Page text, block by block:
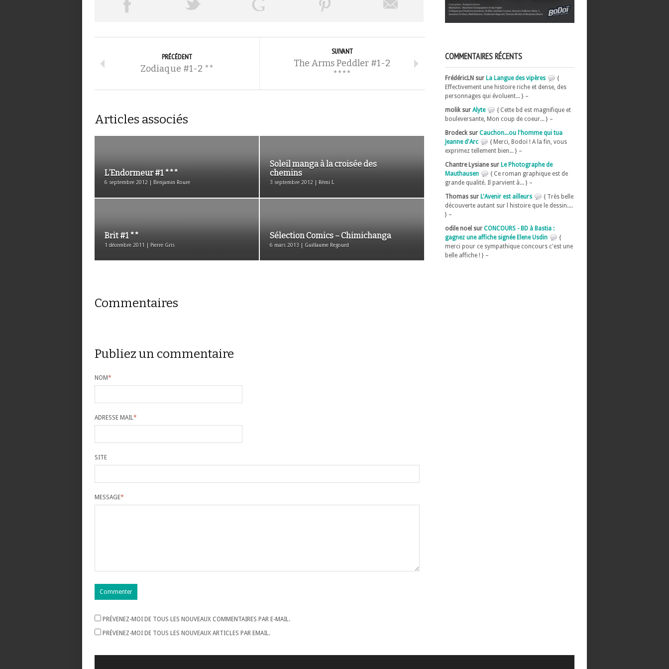
PRÉCÉDENT
Zodiaque #1-2 **
SUIVANT
The Arms Peddler #1-2
****
Articles associés
L’Endormeur #1 ***
6 septembre 2012 | Benjamin Roure
Soleil manga à la croisée des
chemins
3 septembre 2012 | Rémi I.
Brit #1 **
1 décembre 2011 | Pierre Gris
Sélection Comics – Chimichanga
6 mars 2013 | Guillaume Regourd
Commentaires
Publiez un commentaire
NOM*
ADRESSE MAIL*
SITE
MESSAGE*
PRÉVENEZ-MOI DE TOUS LES NOUVEAUX COMMENTAIRES PAR E-MAIL.
PRÉVENEZ-MOI DE TOUS LES NOUVEAUX ARTICLES PAR EMAIL.
COMMENTAIRES RÉCENTS
FrédéricLN sur La Langue des vipères
{
Effectivement une histoire riche et dense, des
personnages qui évoluent... } –
molik sur Alyte
{ Cette bd est magnifique et
bouleversante, Mon coup de coeur... } –
Brodeck sur Cauchon...ou l'homme qui tua
Jeanne d'Arc
{ Merci, Bodoï ! A la fin, vous
exprimez tellement bien... } –
Chantre Lysiane sur Le Photographe de
Mauthausen
{ Ce roman graphique est de
grande qualité. Il parvient à... } –
Thomas sur L'Avenir est ailleurs
{ Très belle
découverte autant sur l histoire que le dessin....
} –
odile noel sur CONCOURS - BD à Bastia :
gagnez une affiche signée Elene Usdin
{
merci pour ce sympathique concours c'est une
belle affiche ! } –